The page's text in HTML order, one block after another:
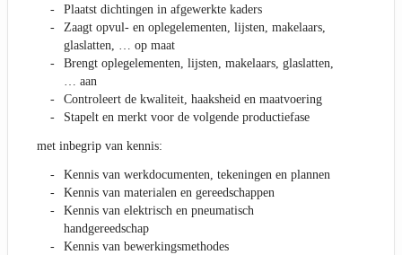
Plaatst dichtingen in afgewerkte kaders
Zaagt opvul- en oplegelementen, lijsten, makelaars,
glaslatten, … op maat
Brengt oplegelementen, lijsten, makelaars, glaslatten,
… aan
Controleert de kwaliteit, haaksheid en maatvoering
Stapelt en merkt voor de volgende productiefase
met inbegrip van kennis:
Kennis van werkdocumenten, tekeningen en plannen
Kennis van materialen en gereedschappen
Kennis van elektrisch en pneumatisch
handgereedschap
Kennis van bewerkingsmethodes